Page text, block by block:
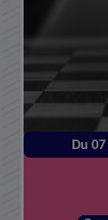
Du
Du